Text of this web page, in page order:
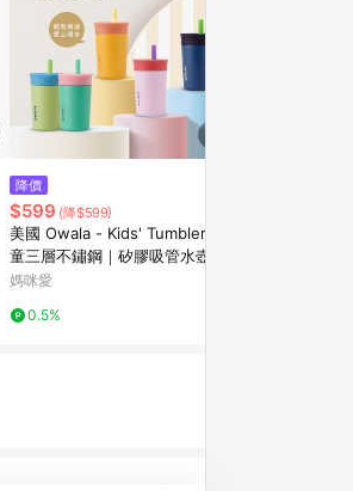
降價
$599 (降$599)
美國 Owala - Kids' Tumbler兒
童三層不鏽鋼｜矽膠吸管水壺｜1
2oz / 355ml
媽咪愛
0.5%